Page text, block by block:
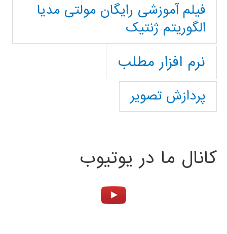
فیلم آموزشی رایگان مولتی مدیا
الگوریتم ژنتیک
نرم افزار مطلب
پردازش تصویر
کانال ما در یوتیوب